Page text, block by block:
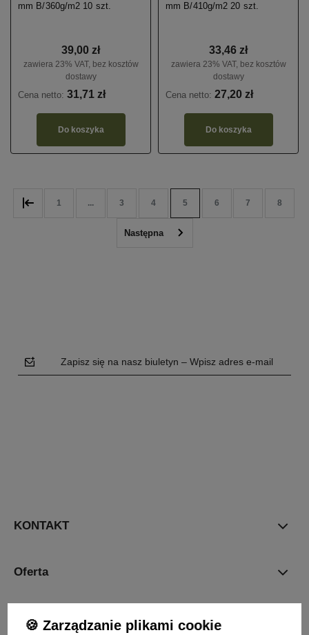
mm B/360g/m2 10 szt.
39,00 zł
zawiera 23% VAT, bez kosztów
dostawy
Cena netto: 31,71 zł
Do koszyka
mm B/410g/m2 20 szt.
33,46 zł
zawiera 23% VAT, bez kosztów
dostawy
Cena netto: 27,20 zł
Do koszyka
1 ... 3 4 5 6 7 8
Zapisz się na nasz biuletyn – Wpisz adres e-mail
KONTAKT
Oferta
Informacje
🍪 Zarządzanie plikami cookie